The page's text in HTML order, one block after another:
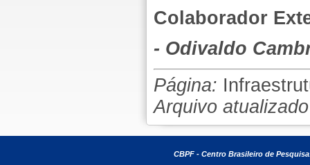
Colaborador
- Odivaldo
Página:
Arquivo
CBPF - Centro Brasileiro de